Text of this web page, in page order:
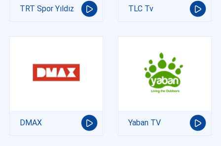
TRT Spor Yıldız TLC Tv
DMAX Yaban TV